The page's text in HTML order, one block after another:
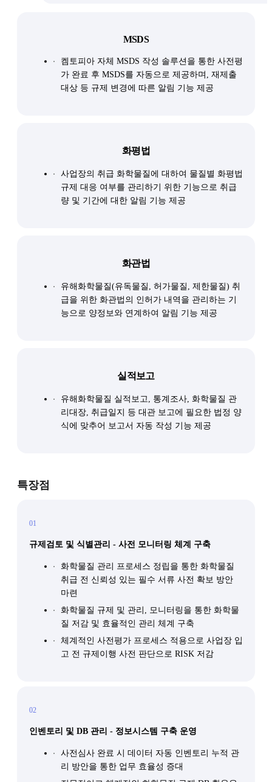
MSDS
켐토피아 자체 MSDS 작성 솔루션을 통한 사전평
가 완료 후 MSDS를 자동으로 제공하며, 재제출
대상 등 규제 변경에 따른 알림 기능 제공
화평법
사업장의 취급 화학물질에 대하여 물질별 화평법
규제 대응 여부를 관리하기 위한 기능으로 취급
량 및 기간에 대한 알림 기능 제공
화관법
유해화학물질(유독물질, 허가물질, 제한물질) 취
급을 위한 화관법의 인허가 내역을 관리하는 기
능으로 양정보와 연계하여 알림 기능 제공
실적보고
유해화학물질 실적보고, 통계조사, 화학물질 관
리대장, 취급일지 등 대관 보고에 필요한 법정 양
식에 맞추어 보고서 자동 작성 기능 제공
특장점
01
규제검토 및 식별관리 - 사전 모니터링 체계 구축
화학물질 관리 프로세스 정립을 통한 화학물질
취급 전 신뢰성 있는 필수 서류 사전 확보 방안
마련
화학물질 규제 및 관리, 모니터링을 통한 화학물
질 저감 및 효율적인 관리 체계 구축
체계적인 사전평가 프로세스 적용으로 사업장 입
고 전 규제이행 사전 판단으로 RISK 저감
02
인벤토리 및 DB 관리 - 정보시스템 구축 운영
사전심사 완료 시 데이터 자동 인벤토리 누적 관
리 방안을 통한 업무 효율성 증대